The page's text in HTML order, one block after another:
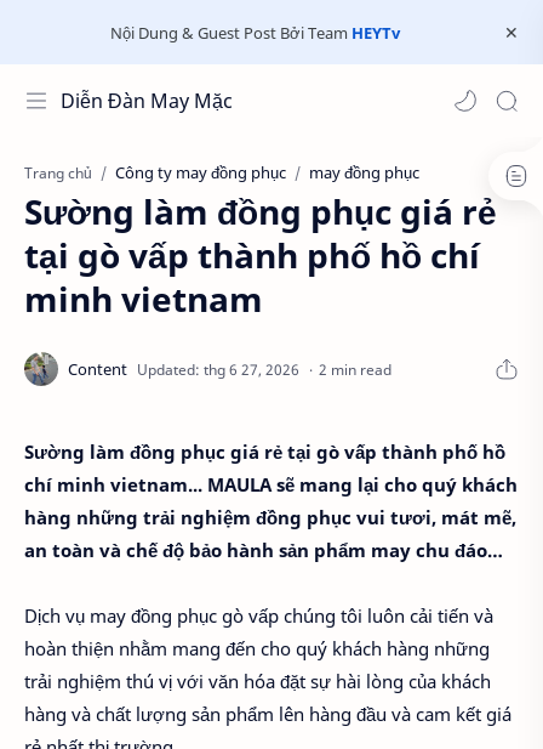
Nội Dung & Guest Post Bởi Team HEYTv
Diễn Đàn May Mặc
Trang chủ Công ty may đồng phục may đồng phục
Sường làm đồng phục giá rẻ
tại gò vấp thành phố hồ chí
minh vietnam
2 min read
Sường làm đồng phục giá rẻ tại gò vấp thành phố hồ
chí minh vietnam... MAULA sẽ mang lại cho quý khách
hàng những trải nghiệm đồng phục vui tươi, mát mẽ,
an toàn và chế độ bảo hành sản phẩm may chu đáo…
Dịch vụ may đồng phục gò vấp chúng tôi luôn cải tiến và
hoàn thiện nhằm mang đến cho quý khách hàng những
trải nghiệm thú vị với văn hóa đặt sự hài lòng của khách
hàng và chất lượng sản phẩm lên hàng đầu và cam kết giá